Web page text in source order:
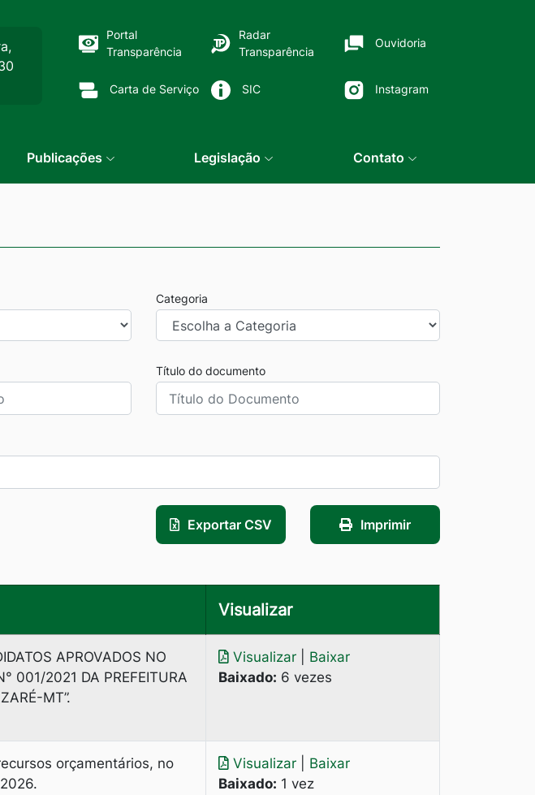
Portal
Transparência
Radar
Transparência
Ouvidoria
Carta de Serviço SIC Instagram
Publicações Legislação Contato
Categoria
Título do documento
Exportar CSV Imprimir
Visualizar
APROVADOS NO
001/2021 DA PREFEITURA
MT”.
Visualizar
Baixar
Baixado: 6 vezes
orçamentários, no
Visualizar
Baixar
Baixado: 1 vez